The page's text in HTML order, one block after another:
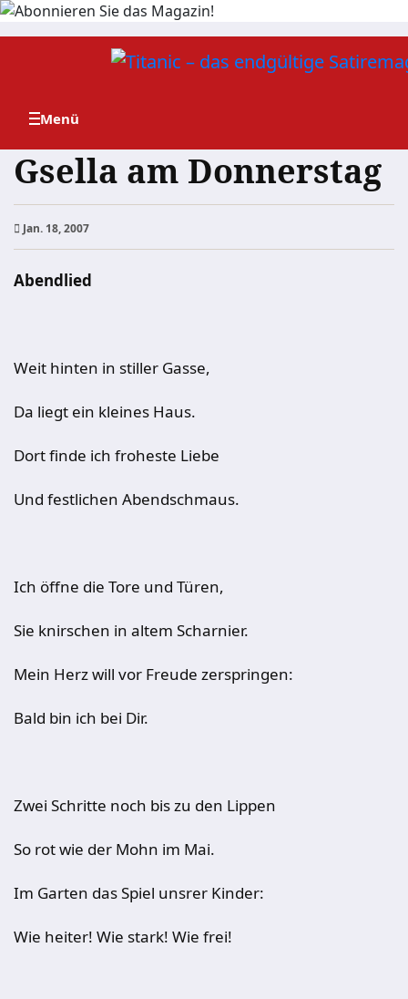
Zum
Gsella am Donnerstag
Jan. 18, 2007
Abendlied
Weit hinten in stiller Gasse,
Da liegt ein kleines Haus.
Dort finde ich froheste Liebe
Und festlichen Abendschmaus.
Ich öffne die Tore und Türen,
Sie knirschen in altem Scharnier.
Mein Herz will vor Freude zerspringen:
Bald bin ich bei Dir.
Zwei Schritte noch bis zu den Lippen
So rot wie der Mohn im Mai.
Im Garten das Spiel unsrer Kinder:
Wie heiter! Wie stark! Wie frei!